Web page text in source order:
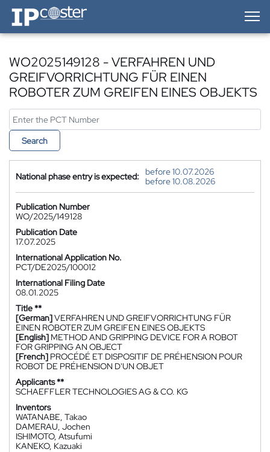
IP-Coster — Home
WO2025149128 - VERFAHREN UND
GREIFVORRICHTUNG FÜR EINEN
ROBOTER ZUM GREIFEN EINES OBJEKTS
Search
National phase entry is expected:
before 10.07.2026
before 10.08.2026
Publication Number
WO/2025/149128
Publication Date
17.07.2025
International Application No.
PCT/DE2025/100012
International Filing Date
08.01.2025
Title **
[German]VERFAHREN UND GREIFVORRICHTUNG FÜR
EINEN ROBOTER ZUM GREIFEN EINES OBJEKTS
[English] METHOD AND GRIPPING DEVICE FOR A ROBOT
FOR GRIPPING AN OBJECT
[French] PROCÉDÉ ET DISPOSITIF DE PRÉHENSION POUR
ROBOT DE PRÉHENSION D'UN OBJET
Applicants **
SCHAEFFLER TECHNOLOGIES AG & CO. KG
Inventors
WATANABE, Takao
DAMERAU, Jochen
ISHIMOTO, Atsufumi
KANEKO, Kazuaki